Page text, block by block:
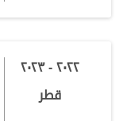
٢٠٢٢ - ٢٠٢٣
قطر